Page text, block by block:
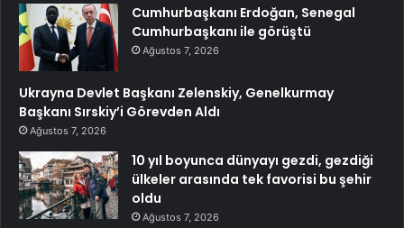
Cumhurbaşkanı Erdoğan, Senegal
Cumhurbaşkanı ile görüştü
Ağustos 7, 2026
Ukrayna Devlet Başkanı Zelenskiy, Genelkurmay
Başkanı Sırskiy’i Görevden Aldı
Ağustos 7, 2026
10 yıl boyunca dünyayı gezdi, gezdiği
ülkeler arasında tek favorisi bu şehir
oldu
Ağustos 7, 2026